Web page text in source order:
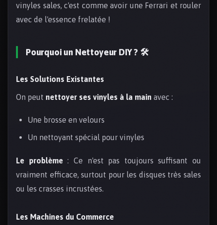
vinyles sales, c'est comme avoir une Ferrari et rouler
avec de l'essence frelatée !
Pourquoi un Nettoyeur DIY ? 🛠️
Les Solutions Existantes
On peut nettoyer ses vinyles à la main avec :
Une brosse en velours
Un nettoyant spécial pour vinyles
Le problème: Ce n'est pas toujours suffisant ou
vraiment efficace, surtout pour les disques très sales
ou les crasses incrustées.
Les Machines du Commerce